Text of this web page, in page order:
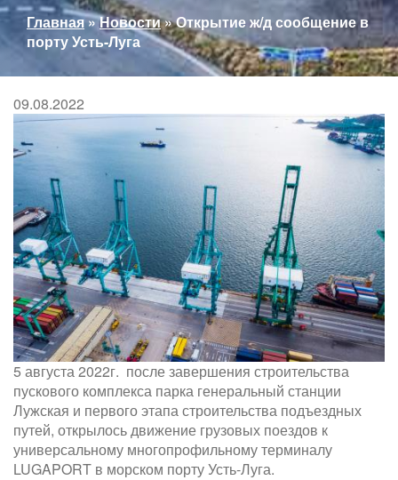
Вы
здесь
Главная»Новости»Открытие ж/д сообщение в
порту Усть-Луга
09.08.2022
5 августа 2022г. после завершения строительства
пускового комплекса парка генеральный станции
Лужская и первого этапа строительства подъездных
путей, открылось движение грузовых поездов к
универсальному многопрофильному терминалу
LUGAPORT в морском порту Усть-Луга.